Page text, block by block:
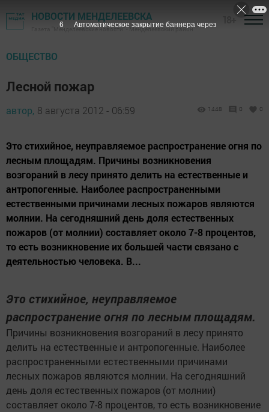
НОВОСТИ МЕНДЕЛЕЕВСКА
Газета "Менделеевские новости" - Менделеевский район
ОБЩЕСТВО
Лесной пожар
автор, 8 августа 2012 - 06:59 1448 0 0
Это стихийное, неуправляемое распространение огня по
лесным площадям. Причины возникновения
возгораний в лесу принято делить на естественные и
антропогенные. Наиболее распространенными
естественными причинами лесных пожаров являются
молнии. На сегодняшний день доля естественных
пожаров (от молнии) составляет около 7-8 процентов,
то есть возникновение их большей части связано с
деятельностью человека. В...
Это стихийное, неуправляемое
распространение огня по лесным площадям.
Причины возникновения возгораний в лесу принято
делить на естественные и антропогенные. Наиболее
распространенными естественными причинами
лесных пожаров являются молнии. На сегодняшний
день доля естественных пожаров (от молнии)
составляет около 7-8 процентов, то есть возникновение
5 Автоматическое закрытие баннера через